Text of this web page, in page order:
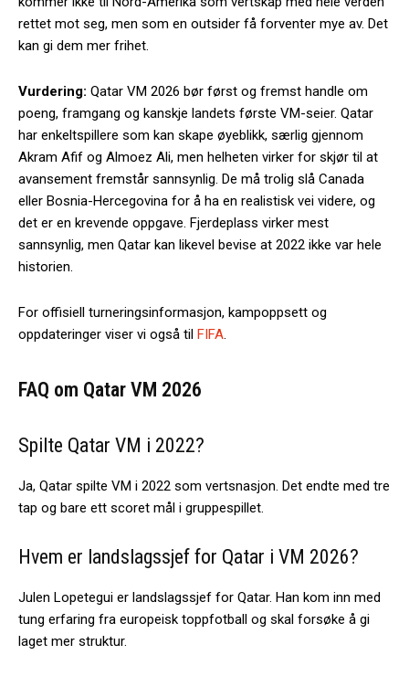
rettet mot seg, men som en outsider få forventer mye av. Det
kan gi dem mer frihet.
Vurdering: Qatar VM 2026 bør først og fremst handle om
poeng, framgang og kanskje landets første VM-seier. Qatar
har enkeltspillere som kan skape øyeblikk, særlig gjennom
Akram Afif og Almoez Ali, men helheten virker for skjør til at
avansement fremstår sannsynlig. De må trolig slå Canada
eller Bosnia-Hercegovina for å ha en realistisk vei videre, og
det er en krevende oppgave. Fjerdeplass virker mest
sannsynlig, men Qatar kan likevel bevise at 2022 ikke var hele
historien.
For offisiell turneringsinformasjon, kampoppsett og
oppdateringer viser vi også til FIFA.
FAQ om Qatar VM 2026
Spilte Qatar VM i 2022?
Ja, Qatar spilte VM i 2022 som vertsnasjon. Det endte med tre
tap og bare ett scoret mål i gruppespillet.
Hvem er landslagssjef for Qatar i VM 2026?
Julen Lopetegui er landslagssjef for Qatar. Han kom inn med
tung erfaring fra europeisk toppfotball og skal forsøke å gi
laget mer struktur.